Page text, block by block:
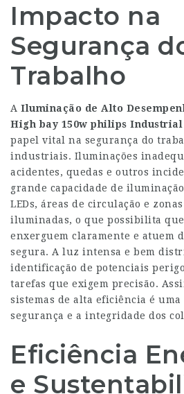
Impacto na
Segurança
Trabalho
A Iluminação de Alto
High bay 150w philips Industrial
papel vital na segurança do
industriais. Iluminações
acidentes, quedas e outros
grande capacidade de
LEDs, áreas de circulação e
iluminadas, o que possibilita
enxerguem claramente e atuem
segura. A luz intensa e bem
identificação de potenciais
tarefas que exigem precisão.
sistemas de alta eficiência é
segurança e a integridade dos
Eficiência
e